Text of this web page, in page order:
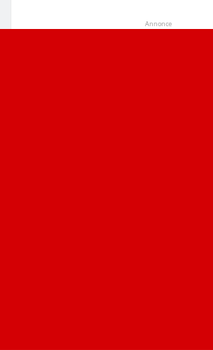
Annonce